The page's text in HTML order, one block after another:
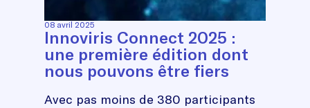
08 avril 2025
Innoviris Connect 2025 :
une première édition dont
nous pouvons être fiers
Avec pas moins de 380 participants